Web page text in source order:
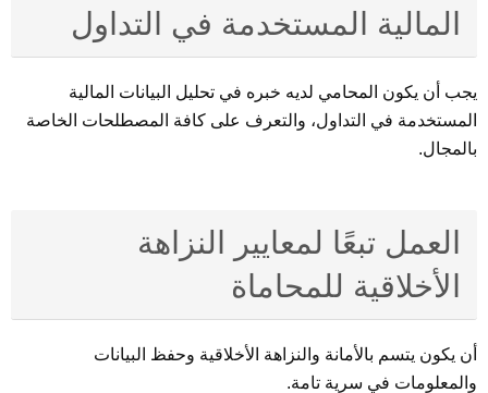
المالية المستخدمة في التداول
يجب أن يكون المحامي لديه خبره في تحليل البيانات المالية
المستخدمة في التداول، والتعرف على كافة المصطلحات الخاصة
بالمجال.
العمل تبعًا لمعايير النزاهة
الأخلاقية للمحاماة
أن يكون يتسم بالأمانة والنزاهة الأخلاقية وحفظ البيانات
والمعلومات في سرية تامة.